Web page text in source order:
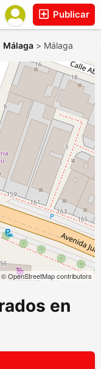
Publicar
Málaga > Málaga
© OpenStreetMap contributors
en